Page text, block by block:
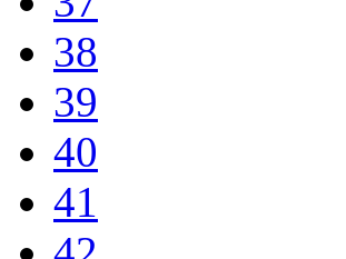
38
39
40
41